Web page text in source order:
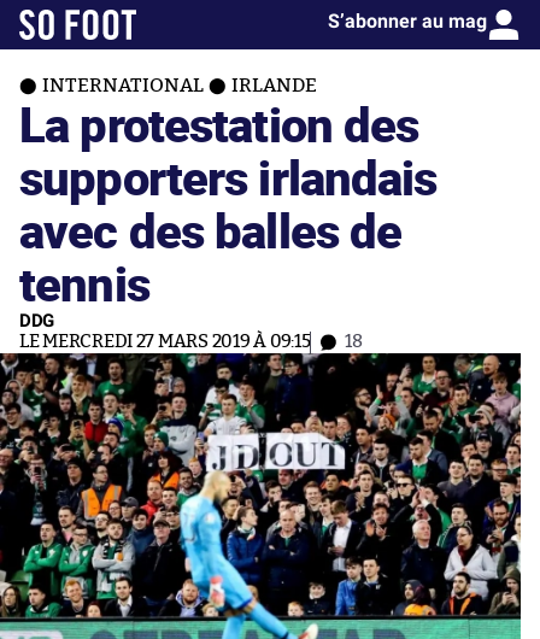
S’abonner au mag
INTERNATIONAL IRLANDE
La protestation des
supporters irlandais
avec des balles de
tennis
DDG
LE MERCREDI 27 MARS 2019 À 09:15 18